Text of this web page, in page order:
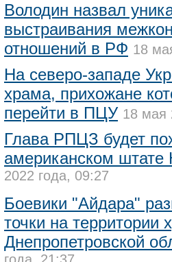
Володин назвал
выстраивания
отношений в РФ 18
На северо-западе
храма, прихожане
перейти в ПЦУ 18 мая
Глава РПЦЗ будет
американском
2022 года, 09:27
Боевики "Айдара"
точки на территории
Днепропетровской